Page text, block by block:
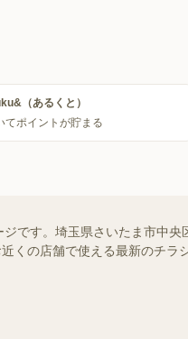
（あるくと）
てポイントが貯まる
です。埼玉県さいたま市中
くの店舗で使える最新のチ